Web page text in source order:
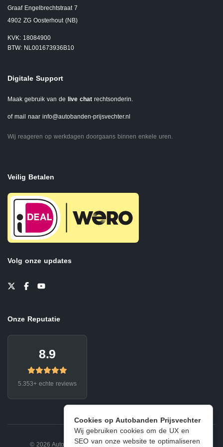
Cookies op Autobanden Prijsvechter
Wij gebruiken cookies om de UX en
SEO van onze website te optimaliseren
Graaf Engelbrechtstraat 7
4902 ZG Oosterhout (NB)
KVK: 18084900
BTW: NL001673936B10
Digitale Support
Maak gebruik van de live chat rechtsonderin.
of mail naar info@autobanden-prijsvechter.nl
Wij reageren op werkdagen doorgaans binnen enkele uren.
Veilig Betalen
Volg onze updates
Onze Reputatie
8.9
5.353+ echte reviews
© 2026 Autobanden Prijsvechter. Privacy | Voorwaarden